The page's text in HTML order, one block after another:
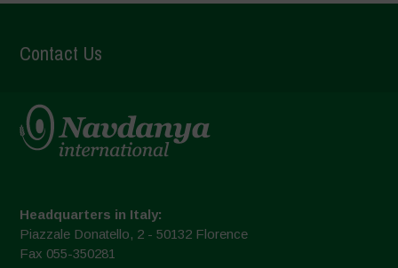
Contact Us
Headquarters in Italy:
Piazzale Donatello, 2 - 50132 Florence
Fax 055-350281